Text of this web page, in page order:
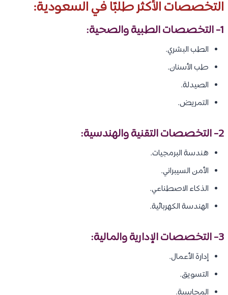
التخصصات الأكثر طلبًا في السعودية:
1- التخصصات الطبية والصحية:
الطب البشري.
طب الأسنان.
الصيدلة.
التمريض.
2- التخصصات التقنية والهندسية:
هندسة البرمجيات.
الأمن السيبراني.
الذكاء الاصطناعي.
الهندسة الكهربائية.
3- التخصصات الإدارية والمالية:
إدارة الأعمال.
التسويق.